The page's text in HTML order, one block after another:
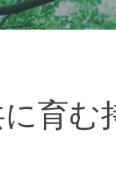
育む